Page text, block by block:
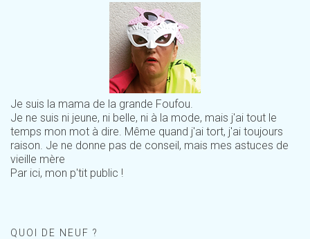
Je suis la mama de la grande Foufou.
Je ne suis ni jeune, ni belle, ni à la mode, mais j'ai tout le
temps mon mot à dire. Même quand j'ai tort, j'ai toujours
raison. Je ne donne pas de conseil, mais mes astuces de
vieille mère
Par ici, mon p'tit public !
QUOI DE NEUF ?